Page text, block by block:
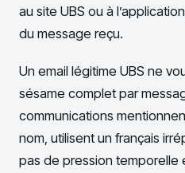
au site UBS ou à
du message reçu.
Un email légitime UBS ne
sésame complet par
communications
nom, utilisent un français
pas de pression temporelle